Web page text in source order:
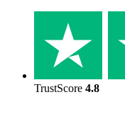
TrustScore 4.8